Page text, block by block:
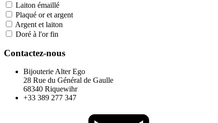
Laiton émaillé
Plaqué or et argent
Argent et laiton
Doré à l'or fin
Contactez-nous
Bijouterie Alter Ego
28 Rue du Général de Gaulle
68340 Riquewihr
+33 389 277 347